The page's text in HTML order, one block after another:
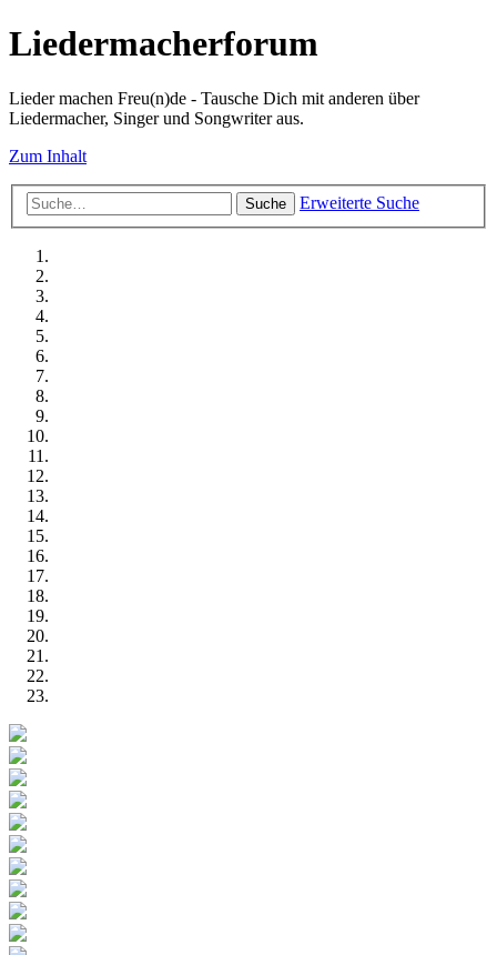
Liedermacherforum
Lieder machen Freu(n)de - Tausche Dich mit anderen über
Liedermacher, Singer und Songwriter aus.
Zum Inhalt
Suche Erweiterte Suche